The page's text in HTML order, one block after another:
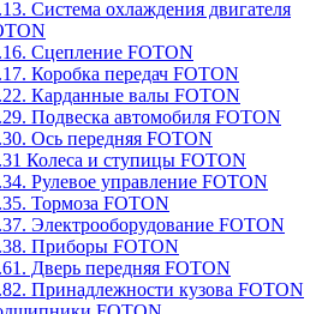
Система охлаждения двигателя
Сцепление FOTON
Коробка передач FOTON
Карданные валы FOTON
Подвеска автомобиля FOTON
Ось передняя FOTON
Колеса и ступицы FOTON
Рулевое управление FOTON
Тормоза FOTON
Электрооборудование FOTON
Приборы FOTON
Дверь передняя FOTON
Принадлежности кузова FOTON